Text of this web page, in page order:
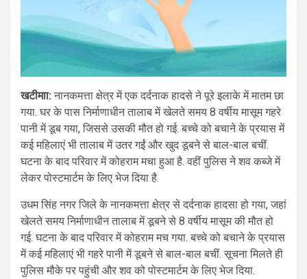
खटीमाा: नानकमत्ता क्षेत्र में एक दर्दनाक हादसे ने पूरे इलाके में मातम छा
गया. घर के पास निर्माणाधीन तालाब में खेलते समय 8 वर्षीय मासूम गहरे
पानी में डूब गया, जिससे उसकी मौत हो गई. बच्चे को बचाने के प्रयास में
कई महिलाएं भी तालाब में उतर गईं और खुद डूबने से बाल-बाल बचीं.
घटना के बाद परिवार में कोहराम मचा हुआ है. वहीं पुलिस ने शव कब्जे में
लेकर पोस्टमार्टम के लिए भेज दिया है.
उधम सिंह नगर जिले के नानकमत्ता क्षेत्र से दर्दनाक हादसा हो गया, जहां
खेलते समय निर्माणाधीन तालाब में डूबने से 8 वर्षीय मासूम की मौत हो
गई. घटना के बाद परिवार में कोहराम मच गया. बच्चे को बचाने के प्रयास
में कई महिलाएं भी गहरे पानी में डूबने से बाल-बाल बचीं. सूचना मिलते ही
पुलिस मौके पर पहुंची और शव को पोस्टमार्टम के लिए भेज दिया.